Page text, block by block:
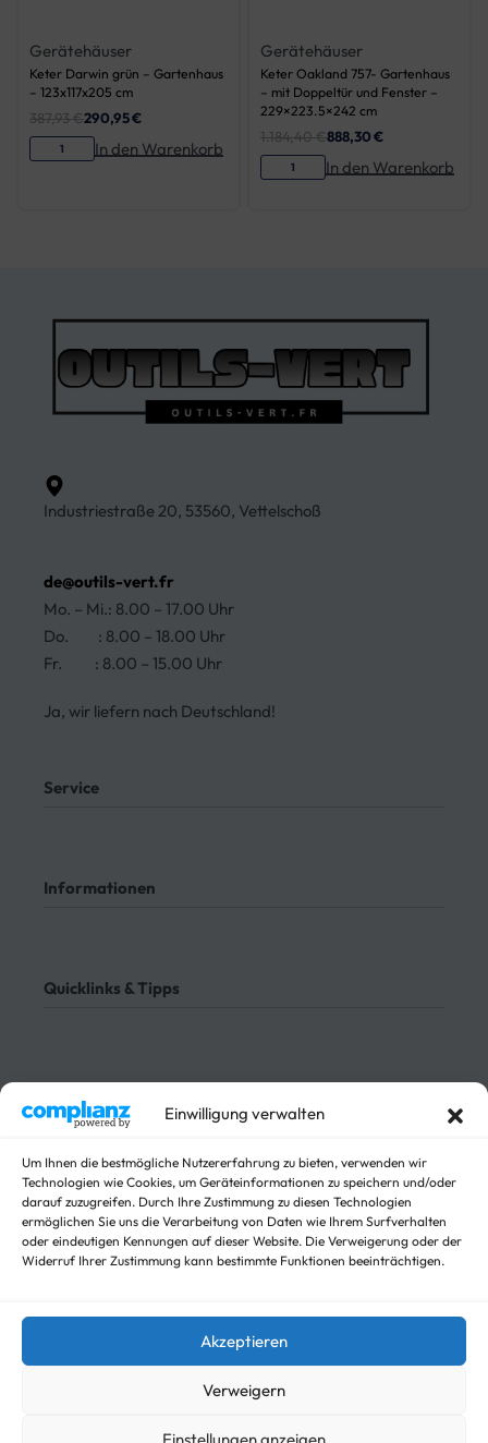
Einwilligung verwalten
Um Ihnen die bestmögliche Nutzererfahrung zu bieten, verwenden wir
Technologien wie Cookies, um Geräteinformationen zu speichern und/oder
darauf zuzugreifen. Durch Ihre Zustimmung zu diesen Technologien
ermöglichen Sie uns die Verarbeitung von Daten wie Ihrem Surfverhalten
oder eindeutigen Kennungen auf dieser Website. Die Verweigerung oder der
Widerruf Ihrer Zustimmung kann bestimmte Funktionen beeinträchtigen.
Akzeptieren
Verweigern
Einstellungen anzeigen
Gerätehäuser
Keter Darwin grün – Gartenhaus
– 123x117x205 cm
387,93€290,95€
In den Warenkorb
Gerätehäuser
Keter Oakland 757- Gartenhaus
– mit Doppeltür und Fenster –
229×223.5×242 cm
1.184,40€888,30€
In den Warenkorb
Industriestraße 20, 53560, Vettelschoß
de@outils-vert.fr
Mo. – Mi.: 8.00 – 17.00 Uhr
Do. : 8.00 – 18.00 Uhr
Fr. : 8.00 – 15.00 Uhr
Ja, wir liefern nach Deutschland!
Service
Meine Bestellungen
Informationen
Impressum
Quicklinks & Tipps
Absenkbare-Kofferanhänger
Anhänger
Arbeitsmaschinen
Autotrailer
Autotrailer geschlossen
Baumaschinen
Sichere Zahlungen